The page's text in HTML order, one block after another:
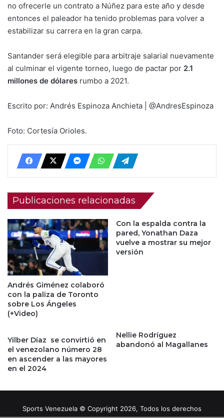
no ofrecerle un contrato a Núñez para este año y desde
entonces el paleador ha tenido problemas para volver a
estabilizar su carrera en la gran carpa.
Santander será elegible para arbitraje salarial nuevamente
al culminar el vigente torneo, luego de pactar por 2.1
millones de dólares rumbo a 2021.
Escrito por: Andrés Espinoza Anchieta | @AndresEspinoza
Foto: Cortesía Orioles.
Publicaciones relacionadas
Andrés Giménez colaboró
con la paliza de Toronto
sobre Los Ángeles
(+Video)
Con la espalda contra la
pared, Yonathan Daza
vuelve a mostrar su mejor
versión
Yilber Díaz se convirtió en
el venezolano número 28
en ascender a las mayores
en el 2024
Nellie Rodríguez
abandonó al Magallanes
Sports Venezuela © Copyright 2026, Todos los derechos